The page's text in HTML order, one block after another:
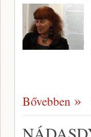
Bővebben